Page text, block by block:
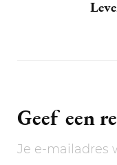
Geef een
Je e-mailadres